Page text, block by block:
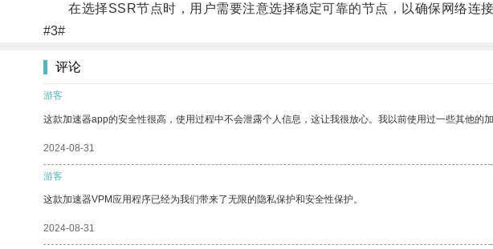
在选择SSR节点时，用户需要注意选择稳定可靠的节点，以确保网络连接
#3#
评论
游客
这款加速器app的安全性很高，使用过程中不会泄露个人信息，这让我很放心。我以前使用过一些其他的
2024-08-31
游客
这款加速器VPM应用程序已经为我们带来了无限的隐私保护和安全性保护。
2024-08-31